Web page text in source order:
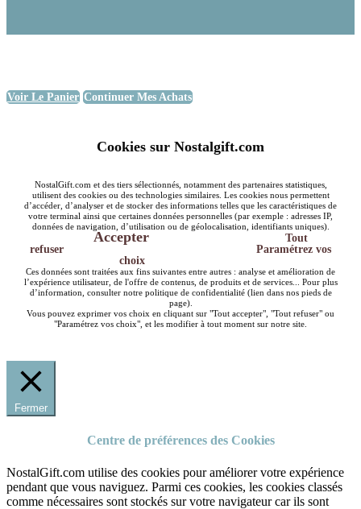
Voir Le Panier Continuer Mes Achats
Cookies sur Nostalgift.com
NostalGift.com et des tiers sélectionnés, notamment des partenaires statistiques,
utilisent des cookies ou des technologies similaires. Les cookies nous permettent
d’accéder, d’analyser et de stocker des informations telles que les caractéristiques de
votre terminal ainsi que certaines données personnelles (par exemple : adresses IP,
données de navigation, d’utilisation ou de géolocalisation, identifiants uniques).
Accepter
Tout
refuser
Paramétrez vos
choix
Ces données sont traitées aux fins suivantes entre autres : analyse et amélioration de
l’expérience utilisateur, de l'offre de contenus, de produits et de services... Pour plus
d’information, consulter notre politique de confidentialité (lien dans nos pieds de
page).
Vous pouvez exprimer vos choix en cliquant sur "Tout accepter", "Tout refuser" ou
"Paramétrez vos choix", et les modifier à tout moment sur notre site.
Fermer
Centre de préférences des Cookies
NostalGift.com utilise des cookies pour améliorer votre expérience
pendant que vous naviguez. Parmi ces cookies, les cookies classés
comme nécessaires sont stockés sur votre navigateur car ils sont